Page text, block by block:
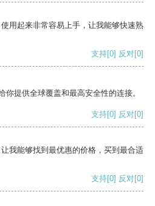
用起来非常容易上手，让我能够快速熟
支持[0] 反对[0]
提供全球覆盖和最高安全性的连接。
支持[0] 反对[0]
我能够找到最优惠的价格，买到最合适
支持[0] 反对[0]